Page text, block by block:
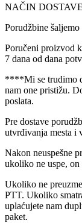
NAČIN
Porudžbine
Poručeni proizvod
7 dana od dana
****Mi se trudimo
nam one pristižu.
poslata.
Pre dostave
utvrđivanja mesta i
Nakon neuspešne
ukoliko ne uspe, on
Ukoliko ne
PTT. Ukoliko
uplaćujete nam
paket.